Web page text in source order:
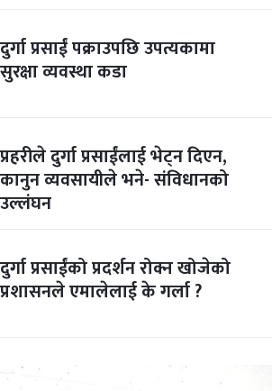
दुर्गा प्रसाईं पक्राउपछि उपत्यकामा
सुरक्षा व्यवस्था कडा
प्रहरीले दुर्गा प्रसाईंलाई भेट्न दिएन,
कानुन व्यवसायीले भने- संविधानको
उल्लंघन
दुर्गा प्रसाईंको प्रदर्शन रोक्न खोजेको
प्रशासनले एमालेलाई के गर्ला ?